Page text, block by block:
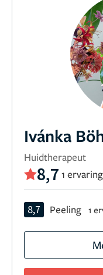
Ivánka
Huidtherapeut
8,7 1 ervaring
8,7 Peeling 1